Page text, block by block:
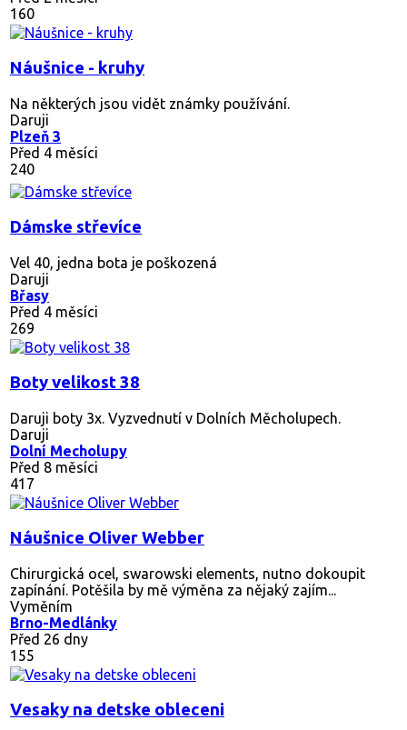
160
Náušnice - kruhy
Na některých jsou vidět známky používání.
Daruji
Plzeň 3
Před 4 měsíci
240
Dámske střevíce
Vel 40, jedna bota je poškozená
Daruji
Břasy
Před 4 měsíci
269
Boty velikost 38
Daruji boty 3x. Vyzvednutí v Dolních Měcholupech.
Daruji
Dolní Mecholupy
Před 8 měsíci
417
Náušnice Oliver Webber
Chirurgická ocel, swarowski elements, nutno dokoupit
zapínání. Potěšila by mě výměna za nějaký zajím...
Vyměním
Brno-Medlánky
Před 26 dny
155
Vesaky na detske obleceni